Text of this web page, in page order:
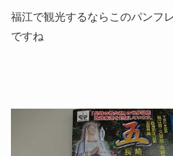
福江で観光するならこのパンフ
ですね